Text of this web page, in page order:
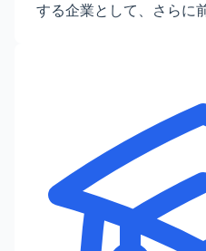
する企業として、さらに